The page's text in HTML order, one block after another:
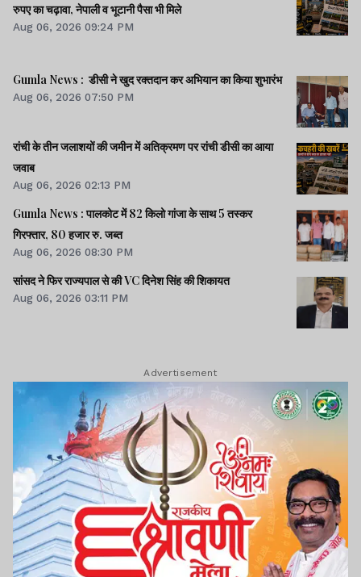
रुपए का चढ़ावा, नेपाली व भूटानी पैसा भी मिले
Aug 06, 2026 09:24 PM
Gumla News : डीसी ने खुद रक्तदान कर अभियान का किया शुभारंभ
Aug 06, 2026 07:50 PM
रांची के तीन जलाशयों की जमीन में अतिक्रमण पर रांची डीसी का आया
जवाब
Aug 06, 2026 02:13 PM
Gumla News : पालकोट में 82 किलो गांजा के साथ 5 तस्कर
गिरफ्तार, 80 हजार रु. जब्त
Aug 06, 2026 08:30 PM
सांसद ने फिर राज्यपाल से की VC दिनेश सिंह की शिकायत
Aug 06, 2026 03:11 PM
Advertisement